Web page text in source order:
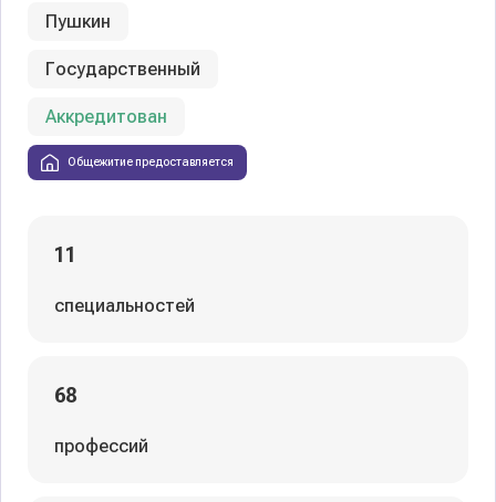
Пушкин
Государственный
Аккредитован
Общежитие предоставляется
11
специальностей
68
профессий